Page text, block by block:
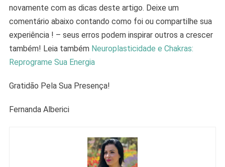
novamente com as dicas deste artigo. Deixe um
comentário abaixo contando como foi ou compartilhe sua
experiência ! – seus erros podem inspirar outros a crescer
também! Leia também Neuroplasticidade e Chakras:
Reprograme Sua Energia
Gratidão Pela Sua Presença!
Fernanda Alberici